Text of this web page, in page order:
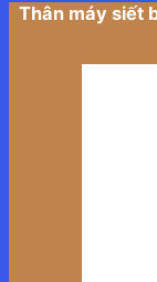
Thân máy siết